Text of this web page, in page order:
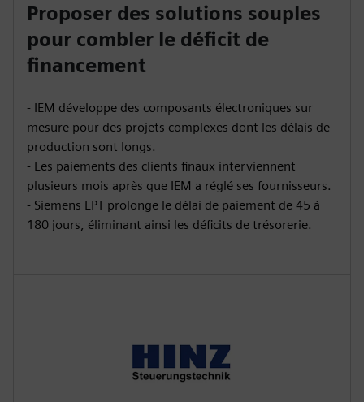
Proposer des solutions souples
pour combler le déficit de
financement
- IEM développe des composants électroniques sur
mesure pour des projets complexes dont les délais de
production sont longs.
- Les paiements des clients finaux interviennent
plusieurs mois après que IEM a réglé ses fournisseurs.
- Siemens EPT prolonge le délai de paiement de 45 à
180 jours, éliminant ainsi les déficits de trésorerie.